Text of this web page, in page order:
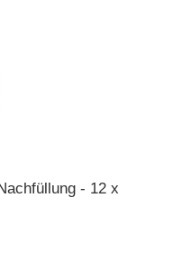
- 12 x